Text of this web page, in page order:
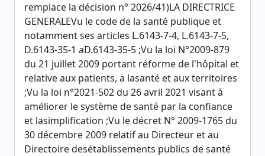
remplace la décision n° 2026/41)LA DIRECTRICE
GENERALEVu le code de la santé publique et
notamment ses articles L.6143-7-4, L.6143-7-5,
D.6143-35-1 aD.6143-35-5 ;Vu la loi N°2009-879
du 21 juillet 2009 portant réforme de l'hôpital et
relative aux patients, a lasanté et aux territoires
;Vu la loi n°2021-502 du 26 avril 2021 visant à
améliorer le système de santé par la confiance
et lasimplification ;Vu le décret N° 2009-1765 du
30 décembre 2009 relatif au Directeur et au
Directoire desétablissements publics de santé